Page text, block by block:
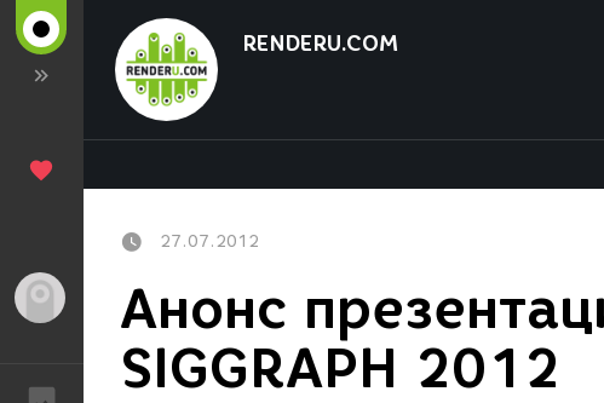
Гость
RENDERU.COM
27.07.2012
Анонс
SIGGRAPH 2012